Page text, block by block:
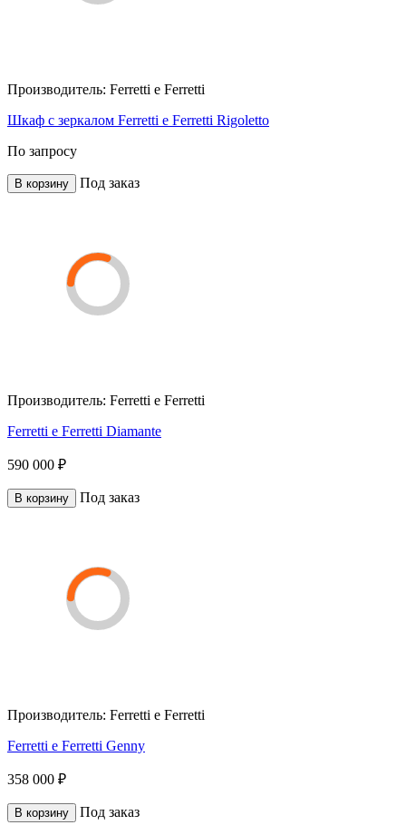
Производитель: Ferretti e Ferretti
Шкаф с зеркалом Ferretti e Ferretti Rigoletto
По запросу
В корзину Под заказ
Производитель: Ferretti e Ferretti
Ferretti e Ferretti Diamante
590 000 ₽
В корзину Под заказ
Производитель: Ferretti e Ferretti
Ferretti e Ferretti Genny
358 000 ₽
В корзину Под заказ